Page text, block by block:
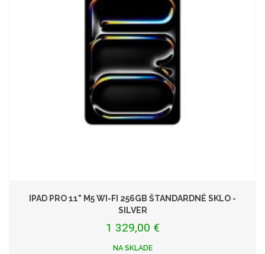
IPAD PRO 11" M5 WI-FI 256GB ŠTANDARDNÉ SKLO -
SILVER
1 329,00 €
NA SKLADE